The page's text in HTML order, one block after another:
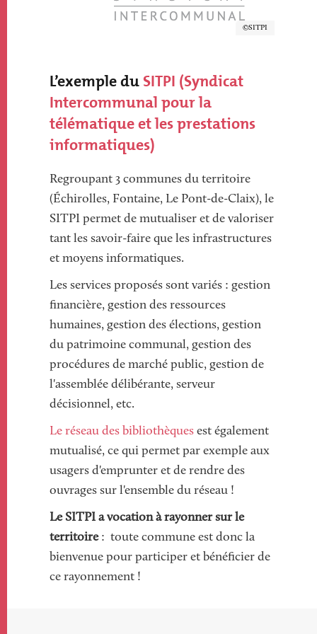
Copyright
SITPI
L’exemple du SITPI (Syndicat
Intercommunal pour la
télématique et les prestations
informatiques)
Regroupant 3 communes du territoire
(Échirolles, Fontaine, Le Pont-de-Claix), le
SITPI permet de mutualiser et de valoriser
tant les savoir-faire que les infrastructures
et moyens informatiques.
Les services proposés sont variés : gestion
financière, gestion des ressources
humaines, gestion des élections, gestion
du patrimoine communal, gestion des
procédures de marché public, gestion de
l'assemblée délibérante, serveur
décisionnel, etc.
Le réseau des bibliothèques est également
mutualisé, ce qui permet par exemple aux
usagers d'emprunter et de rendre des
ouvrages sur l'ensemble du réseau !
Le SITPI a vocation à rayonner sur le
territoire: toute commune est donc la
bienvenue pour participer et bénéficier de
ce rayonnement !